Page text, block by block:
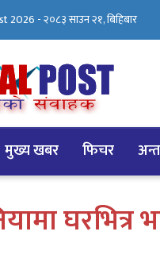
2026 -२०८३ साउन २१, बिहिबार
मुख्य खबर फिचर